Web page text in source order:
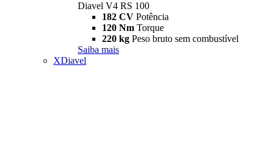
Diavel V4 RS 100
182 CV Potência
120 Nm Torque
220 kg Peso bruto sem combustível
Saiba mais
XDiavel